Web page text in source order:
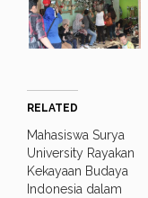
RELATED
Mahasiswa Surya
University Rayakan
Kekayaan Budaya
Indonesia dalam